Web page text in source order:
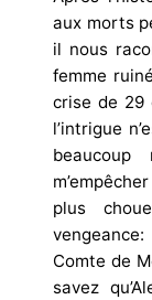
aux morts
il nous
femme
crise de 29
l’intrigue
plus
Comte de
savez